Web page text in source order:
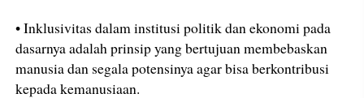
• Inklusivitas dalam institusi politik dan ekonomi pada
dasarnya adalah prinsip yang bertujuan membebaskan
manusia dan segala potensinya agar bisa berkontribusi
kepada kemanusiaan.